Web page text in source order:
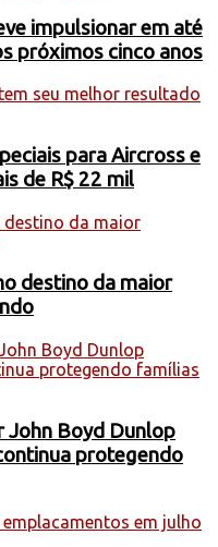
impulsionar em até
próximos cinco anos
para Aircross e
de R$ 22 mil
destino da maior
John Boyd Dunlop
protegendo